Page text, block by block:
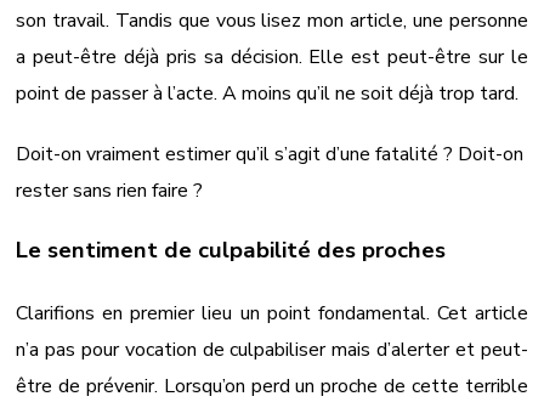
son travail. Tandis que vous lisez mon article, une personne
a peut-être déjà pris sa décision. Elle est peut-être sur le
point de passer à l’acte. A moins qu’il ne soit déjà trop tard.
Doit-on vraiment estimer qu’il s’agit d’une fatalité ? Doit-on
rester sans rien faire ?
Le sentiment de culpabilité des proches
Clarifions en premier lieu un point fondamental. Cet article
n’a pas pour vocation de culpabiliser mais d’alerter et peut-
être de prévenir. Lorsqu’on perd un proche de cette terrible